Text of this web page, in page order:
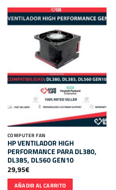
COMPUTER FAN
HP VENTILADOR HIGH
PERFORMANCE PARA DL380,
DL385, DL560 GEN10
29,95€
AÑADIR AL CARRITO